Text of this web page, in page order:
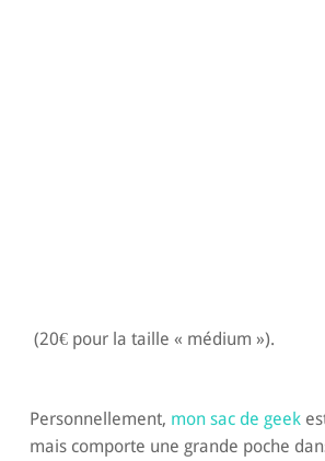
(20€ pour la taille « médium »).
Personnellement, mon sac de geek
mais comporte une grande poche